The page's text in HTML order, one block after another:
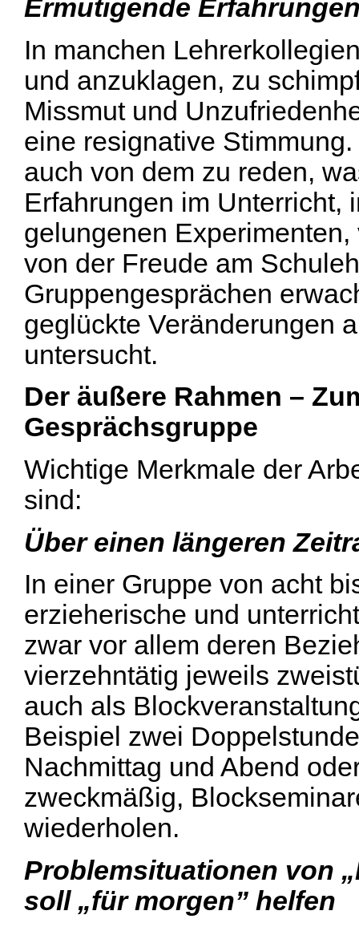
Ermutigende
In manchen
und anzuklagen, zu
Missmut und
eine resignative
auch von dem zu reden,
Erfahrungen im Unterricht,
gelungenen Experimenten,
von der Freude am
Gruppengesprächen
geglückte Veränderungen
untersucht.
Der äußere Rahmen –
Gesprächsgruppe
Wichtige Merkmale der
sind:
Über einen längeren
In einer Gruppe von acht
erzieherische und
zwar vor allem deren
vierzehntätig jeweils
auch als
Beispiel zwei
Nachmittag und Abend
zweckmäßig,
wiederholen.
Problemsituationen von
soll „für morgen” helfen